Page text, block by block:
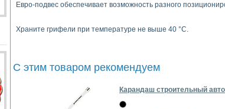
Евро-подвес обеспечивает возможность разного
Храните грифели при температуре не выше 40 °C.
С этим товаром рекомендуем
Карандаш строительный